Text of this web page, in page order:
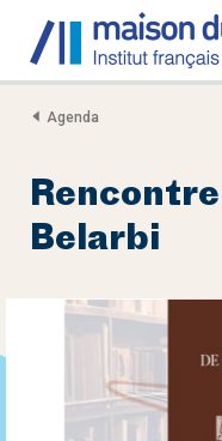
Agenda
Belarbi